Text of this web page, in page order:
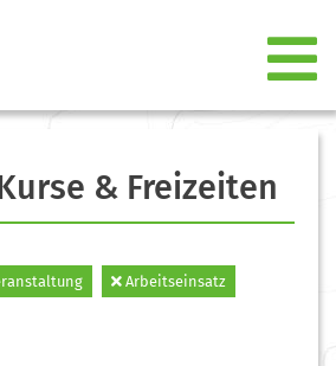
& Freizeiten
Arbeitseinsatz